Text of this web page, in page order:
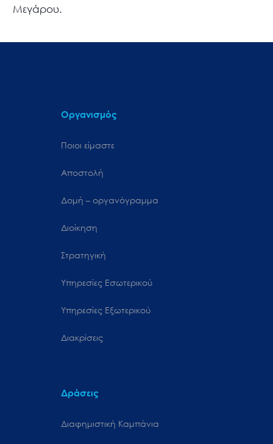
Μεγάρου.
Οργανισμός
Ποιοι είμαστε
Αποστολή
Δομή – οργανόγραμμα
Διοίκηση
Στρατηγική
Υπηρεσίες Εσωτερικού
Υπηρεσίες Εξωτερικού
Διακρίσεις
Δράσεις
Διαφημιστική Καμπάνια